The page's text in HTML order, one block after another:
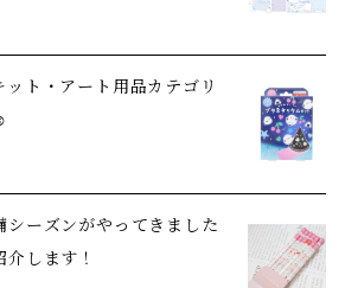
ト・アート用品カテゴリ
ーズンがやってきました
します！